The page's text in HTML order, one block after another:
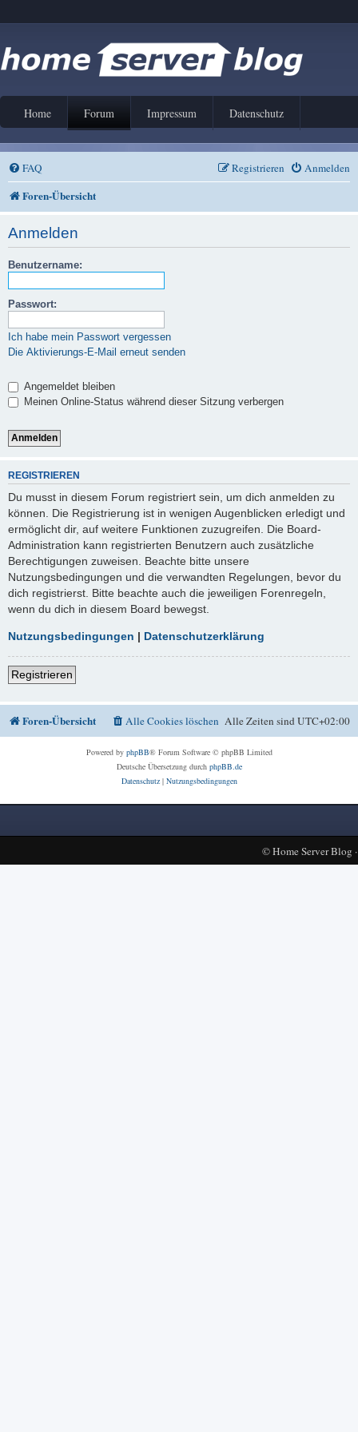
Home Forum Impressum Datenschutz
FAQ Anmelden
Registrieren
Foren-Übersicht
Anmelden
Benutzername:
Passwort:
Ich habe mein Passwort vergessen
Die Aktivierungs-E-Mail erneut senden
Angemeldet bleiben
Meinen Online-Status während dieser Sitzung verbergen
REGISTRIEREN
Du musst in diesem Forum registriert sein, um dich anmelden zu
können. Die Registrierung ist in wenigen Augenblicken erledigt und
ermöglicht dir, auf weitere Funktionen zuzugreifen. Die Board-
Administration kann registrierten Benutzern auch zusätzliche
Berechtigungen zuweisen. Beachte bitte unsere
Nutzungsbedingungen und die verwandten Regelungen, bevor du
dich registrierst. Bitte beachte auch die jeweiligen Forenregeln,
wenn du dich in diesem Board bewegst.
Nutzungsbedingungen | Datenschutzerklärung
Registrieren
Foren-Übersicht Alle Zeiten sindUTC+02:00
Alle Cookies löschen
Powered by phpBB® Forum Software © phpBB Limited
Deutsche Übersetzung durch phpBB.de
Datenschutz| Nutzungsbedingungen
©Home Server Blog